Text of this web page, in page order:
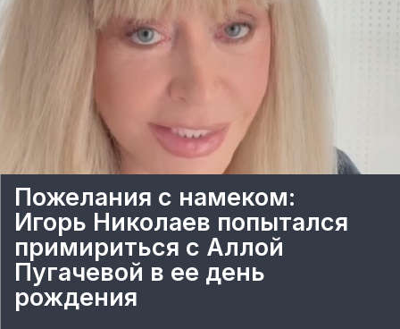
Пожелания с намеком:
Игорь Николаев попытался
примириться с Аллой
Пугачевой в ее день
рождения